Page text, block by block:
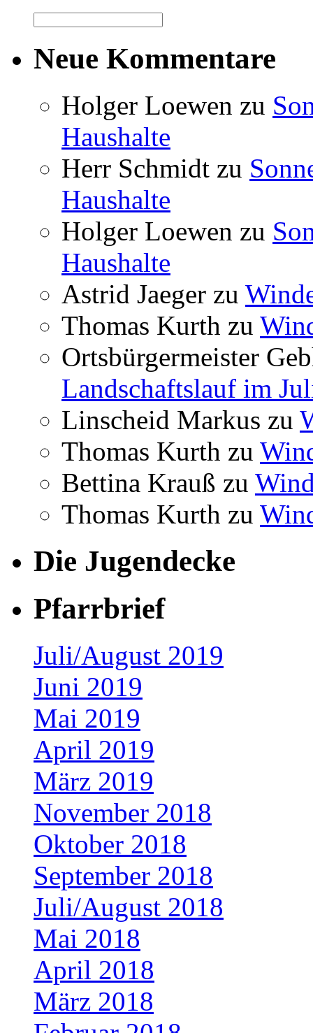
Neue Kommentare
Holger Loewen zu
Haushalte
Herr Schmidt zu
Haushalte
Holger Loewen zu
Haushalte
Astrid Jaeger zu
Thomas Kurth zu
Ortsbürgermeister
Landschaftslauf im
Linscheid Markus zu
Thomas Kurth zu
Bettina Krauß zu
Thomas Kurth zu
Die Jugendecke
Pfarrbrief
Juli/August 2019
Juni 2019
Mai 2019
April 2019
März 2019
November 2018
Oktober 2018
September 2018
Juli/August 2018
Mai 2018
April 2018
März 2018